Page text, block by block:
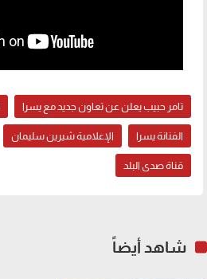
تامر حبيب يعلن عن تعاون جديد مع يسرا
الفنانة يسرا الإعلامية شيرين سليمان
قناة صدى البلد
شاهد أيضاً